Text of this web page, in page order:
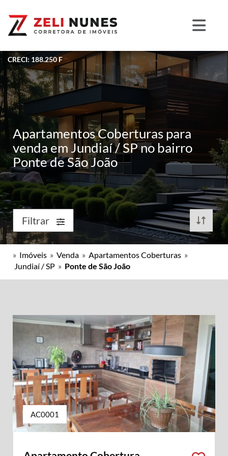
CRECI: 188.250 F
Apartamentos Coberturas para
venda em Jundiaí / SP no bairro
Ponte de São João
Filtrar
» Imóveis » Venda » Apartamentos Coberturas »
Jundiaí / SP » Ponte de São João
AC0001